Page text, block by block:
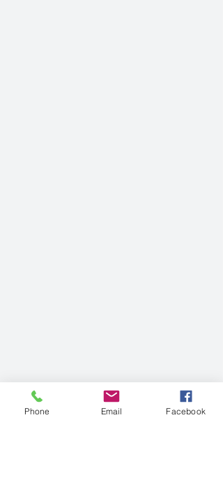
Phone Email Facebook